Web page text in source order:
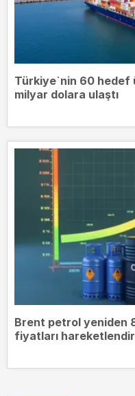
Türkiye`nin 60
milyar dolara ulaştı
Brent petrol yeniden
fiyatları